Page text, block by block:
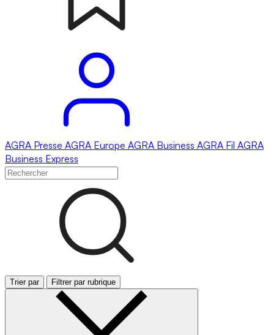
AGRA Presse AGRA Europe AGRA Business AGRA Fil AGRA
Business Express
Trier par Filtrer par rubrique